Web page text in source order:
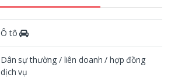
Ô tô
Dân sự thường / liên doanh / hợp đồng
dịch vụ